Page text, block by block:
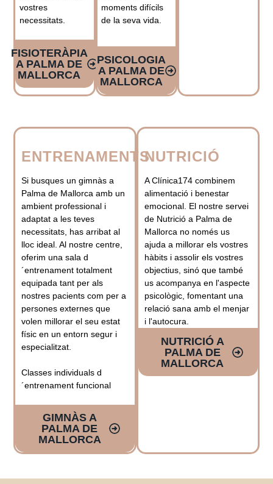
vostres
necessitats.
FISIOTERÀPIA
A PALMA DE
MALLORCA
moments difícils
de la seva vida.
PSICOLOGIA
A PALMA DE
MALLORCA
ENTRENAMENTS
Si busques un gimnàs a
Palma de Mallorca amb un
ambient professional i
adaptat a les teves
necessitats, has arribat al
lloc ideal. Al nostre centre,
oferim una sala d
´entrenament totalment
equipada tant per als
nostres pacients com per a
persones externes que
volen millorar el seu estat
físic en un entorn segur i
especialitzat.
Classes individuals d
´entrenament funcional
GIMNÀS A
PALMA DE
MALLORCA
NUTRICIÓ
A Clínica174 combinem
alimentació i benestar
emocional. El nostre servei
de Nutrició a Palma de
Mallorca no només us
ajuda a millorar els vostres
hàbits i assolir els vostres
objectius, sinó que també
us acompanya en l'aspecte
psicològic, fomentant una
relació sana amb el menjar
i l'autocura.
NUTRICIÓ A
PALMA DE
MALLORCA